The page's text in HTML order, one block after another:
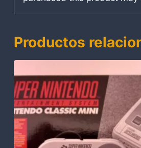
Productos